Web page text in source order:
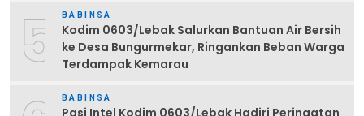
5 BABINSA
Kodim 0603/Lebak Salurkan Bantuan Air Bersih
ke Desa Bungurmekar, Ringankan Beban Warga
Terdampak Kemarau
BABINSA
Pasi Intel Kodim 0603/Lebak Hadiri Peringatan